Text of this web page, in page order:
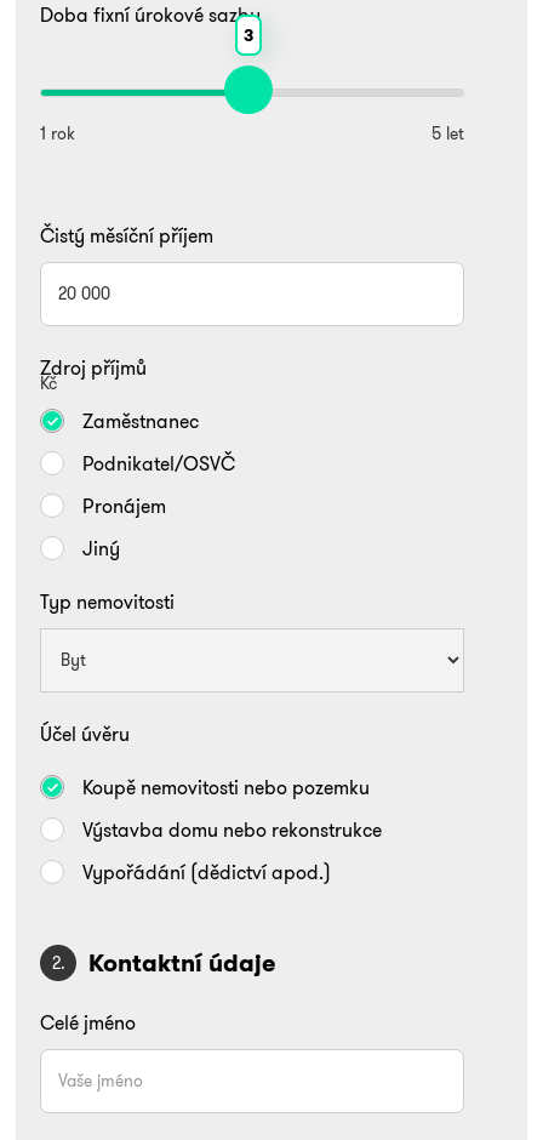
Doba fixní úrokové sazby
3
1 rok 5 let
Čistý měsíční příjem
Kč
Zdroj příjmů
Zaměstnanec
Podnikatel/OSVČ
Pronájem
Jiný
Typ nemovitosti
Účel úvěru
Koupě nemovitosti nebo pozemku
Výstavba domu nebo rekonstrukce
Vypořádání (dědictví apod.)
2. Kontaktní údaje
Celé jméno